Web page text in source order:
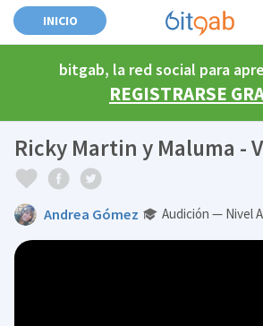
INICIO
bitgab, la red social para
REGISTRARSE
Ricky Martin y Maluma -
Andrea Gómez Audición — Nivel